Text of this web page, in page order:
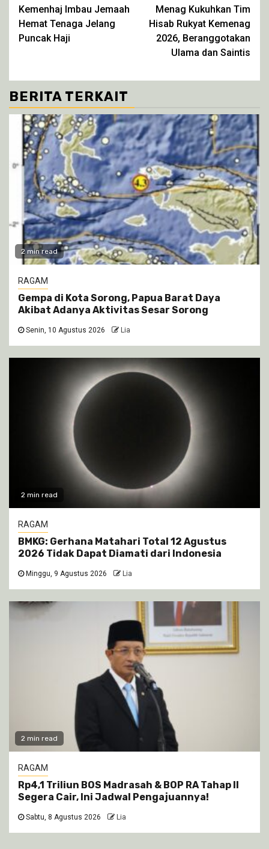
yang
baru)
yang
baru) baru)
Reading
Kemenhaj Imbau Jemaah
Hemat Tenaga Jelang
Puncak Haji
Menag Kukuhkan Tim
Hisab Rukyat Kemenag
2026, Beranggotakan
Ulama dan Saintis
BERITA TERKAIT
2 min read
RAGAM
Gempa di Kota Sorong, Papua Barat Daya
Akibat Adanya Aktivitas Sesar Sorong
Senin, 10 Agustus 2026 Lia
2 min read
RAGAM
BMKG: Gerhana Matahari Total 12 Agustus
2026 Tidak Dapat Diamati dari Indonesia
Minggu, 9 Agustus 2026 Lia
2 min read
RAGAM
Rp4,1 Triliun BOS Madrasah & BOP RA Tahap II
Segera Cair, Ini Jadwal Pengajuannya!
Sabtu, 8 Agustus 2026 Lia